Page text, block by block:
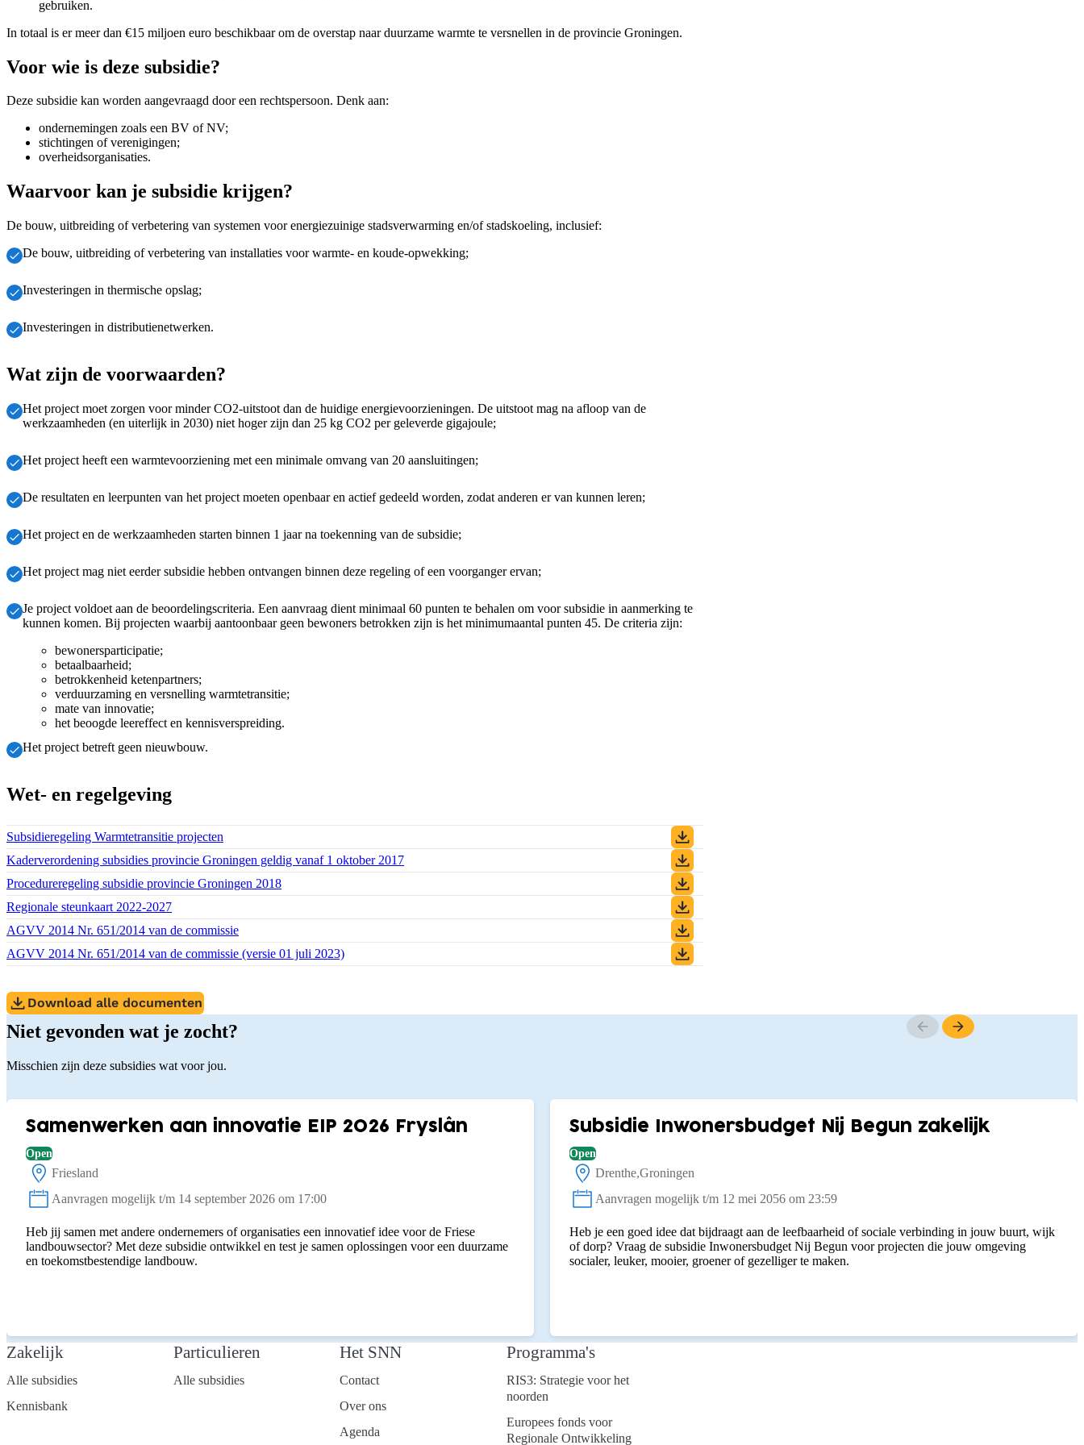
gebruiken.
In totaal is er meer dan €15 miljoen euro beschikbaar om de overstap naar duurzame warmte te versnellen in de provincie Groningen.
Voor wie is deze subsidie?
Deze subsidie kan worden aangevraagd door een rechtspersoon. Denk aan:
ondernemingen zoals een BV of NV;
stichtingen of verenigingen;
overheidsorganisaties.
Waarvoor kan je subsidie krijgen?
De bouw, uitbreiding of verbetering van systemen voor energiezuinige stadsverwarming en/of stadskoeling, inclusief:
De bouw, uitbreiding of verbetering van installaties voor warmte- en koude-opwekking;
Investeringen in thermische opslag;
Investeringen in distributienetwerken.
Wat zijn de voorwaarden?
Het project moet zorgen voor minder CO2-uitstoot dan de huidige energievoorzieningen. De uitstoot mag na afloop van de
werkzaamheden (en uiterlijk in 2030) niet hoger zijn dan 25 kg CO2 per geleverde gigajoule;
Het project heeft een warmtevoorziening met een minimale omvang van 20 aansluitingen;
De resultaten en leerpunten van het project moeten openbaar en actief gedeeld worden, zodat anderen er van kunnen leren;
Het project en de werkzaamheden starten binnen 1 jaar na toekenning van de subsidie;
Het project mag niet eerder subsidie hebben ontvangen binnen deze regeling of een voorganger ervan;
Je project voldoet aan de beoordelingscriteria. Een aanvraag dient minimaal 60 punten te behalen om voor subsidie in aanmerking te
kunnen komen. Bij projecten waarbij aantoonbaar geen bewoners betrokken zijn is het minimumaantal punten 45. De criteria zijn:
bewonersparticipatie;
betaalbaarheid;
betrokkenheid ketenpartners;
verduurzaming en versnelling warmtetransitie;
mate van innovatie;
het beoogde leereffect en kennisverspreiding.
Het project betreft geen nieuwbouw.
Wet- en regelgeving
Download bestand:
Subsidieregeling Warmtetransitie projecten
Download bestand:
Kaderverordening subsidies provincie Groningen geldig vanaf 1 oktober 2017
Download bestand:
Procedureregeling subsidie provincie Groningen 2018
Download bestand:
Regionale steunkaart 2022-2027
Download bestand:
AGVV 2014 Nr. 651/2014 van de commissie
Download bestand:
AGVV 2014 Nr. 651/2014 van de commissie (versie 01 juli 2023)
Download alle documenten
Niet gevonden wat je zocht?
Misschien zijn deze subsidies wat voor jou.
Samenwerken aan innovatie EIP 2026 Fryslân
Open
Locatie:
Friesland
Status:
Aanvragen mogelijk t/m 14 september 2026 om 17:00
Heb jij samen met andere ondernemers of organisaties een innovatief idee voor de Friese
landbouwsector? Met deze subsidie ontwikkel en test je samen oplossingen voor een duurzame
en toekomstbestendige landbouw.
Subsidie Inwonersbudget Nij Begun zakelijk
Open
Locatie:
Drenthe Groningen
Status:
Aanvragen mogelijk t/m 12 mei 2056 om 23:59
Heb je een goed idee dat bijdraagt aan de leefbaarheid of sociale verbinding in jouw buurt, wijk
of dorp? Vraag de subsidie Inwonersbudget Nij Begun voor projecten die jouw omgeving
socialer, leuker, mooier, groener of gezelliger te maken.
Zakelijk
Alle subsidies
Kennisbank
Particulieren
Alle subsidies
Het SNN
Contact
Over ons
Agenda
Programma's
RIS3: Strategie voor het
noorden
Europees fonds voor
Regionale Ontwikkeling